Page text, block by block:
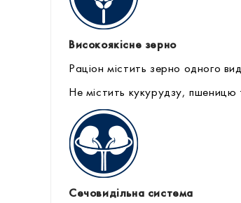
Високоякісне зерно
Раціон містить зерно одного
Не містить кукурудзу,
Сечовидільна система